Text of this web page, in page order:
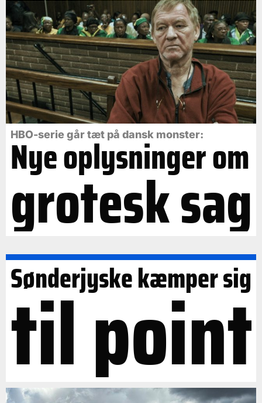
HBO-serie går tæt på dansk monster:
Nye oplysninger om
grotesk sag
Sønderjyske kæmper sig
til point